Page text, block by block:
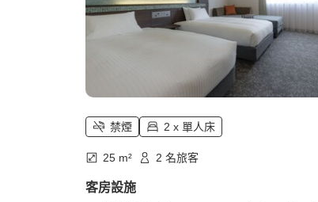
禁煙 2 x 單人床
25 m² 2 名旅客
客房設施